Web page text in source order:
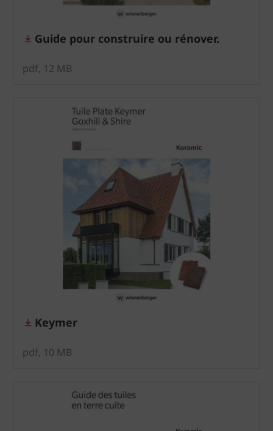
Guide pour construire ou rénover.
pdf, 12 MB
Keymer
pdf, 10 MB